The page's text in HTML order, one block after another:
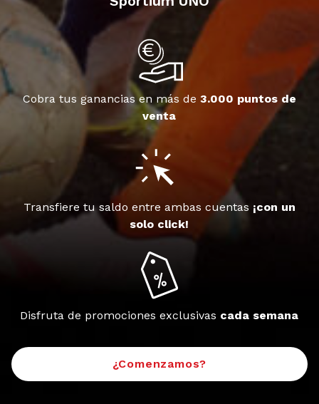
Cobra tus ganancias en más de 3.000 puntos de
venta
Transfiere tu saldo entre ambas cuentas ¡con un
solo click!
Disfruta de promociones exclusivas cada semana
¿Comenzamos?